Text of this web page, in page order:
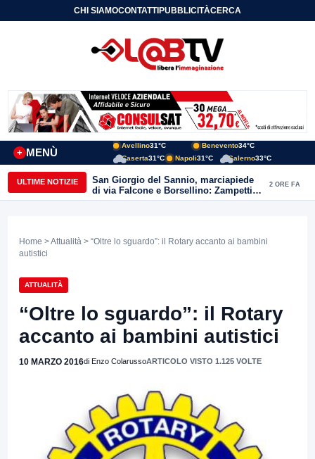
CHI SIAMOCONTATTIPUBBLICITÀCERCA
MENÙ
+
Avellino31°C Benevento34°C
Caserta31°C Napoli31°C Salerno33°C
ULTIME NOTIZIE
San Giorgio del Sannio, marciapiede
di via Falcone e Borsellino: Zampetti e
Lombardi replicano alle polemiche
2 ORE FA
Home >Attualità > “Oltre lo sguardo”: il Rotary accanto ai bambini
autistici
ATTUALITÀ
“Oltre lo sguardo”: il Rotary
accanto ai bambini autistici
10 MARZO 2016di Enzo ColarussoARTICOLO VISTO 1.125 VOLTE